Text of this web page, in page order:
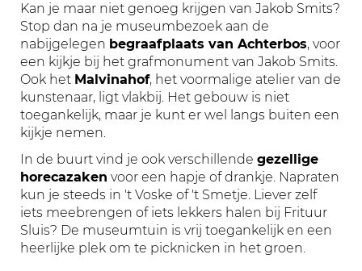
Kan je maar niet genoeg krijgen van Jakob Smits?
Stop dan na je museumbezoek aan de
nabijgelegen begraafplaats van Achterbos, voor
een kijkje bij het grafmonument van Jakob Smits.
Ook het Malvinahof, het voormalige atelier van de
kunstenaar, ligt vlakbij. Het gebouw is niet
toegankelijk, maar je kunt er wel langs buiten een
kijkje nemen.
In de buurt vind je ook verschillende gezellige
horecazaken voor een hapje of drankje. Napraten
kun je steeds in 't Voske of 't Smetje. Liever zelf
iets meebrengen of iets lekkers halen bij Frituur
Sluis? De museumtuin is vrij toegankelijk en een
heerlijke plek om te picknicken in het groen.